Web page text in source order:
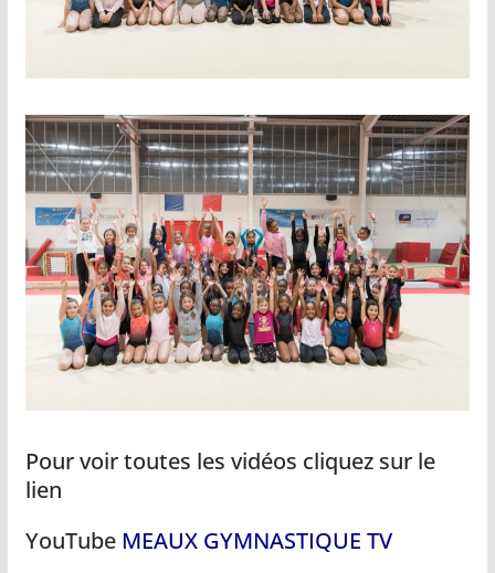
Pour voir toutes les vidéos cliquez sur le
lien
YouTube MEAUX GYMNASTIQUE TV